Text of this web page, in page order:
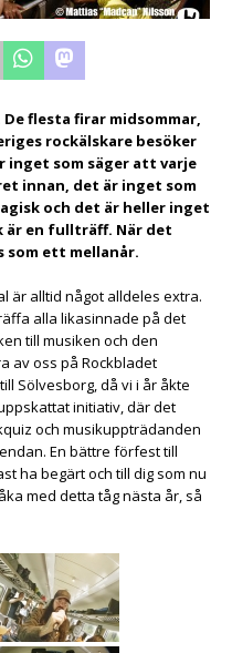
flesta firar midsommar,
rockälskare besöker
inget som säger att varje
innan, det är inget som
och det är heller inget
är en fullträff. När det
som ett mellanår.
är alltid något alldeles extra.
alla likasinnade på det
till musiken och den
av oss på Rockbladet
Sölvesborg, då vi i år åkte
initiativ, där det
och musikuppträdanden
En bättre förfest till
ha begärt och till dig som nu
med detta tåg nästa år, så